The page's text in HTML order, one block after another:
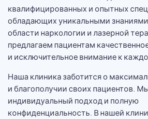
квалифицированных и опытных
обладающих уникальными
области наркологии и лазерной
предлагаем пациентам
и исключительное внимание к
Наша клиника заботится о
и благополучии своих пациентов.
индивидуальный подход и полную
конфиденциальность. В нашей